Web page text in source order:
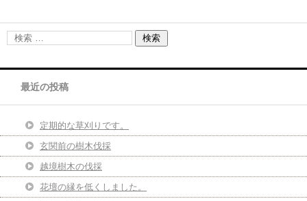
最近の投稿
定期的な草刈りです。
玄関前の樹木伐採
越境樹木の伐採
花壇の縁を低くしました。